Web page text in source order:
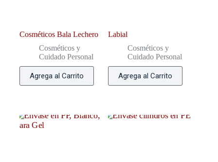
Cosméticos Bala Lechero
Cosméticos y
Cuidado Personal
Agrega al Carrito
Labial
Cosméticos y
Cuidado Personal
Agrega al Carrito